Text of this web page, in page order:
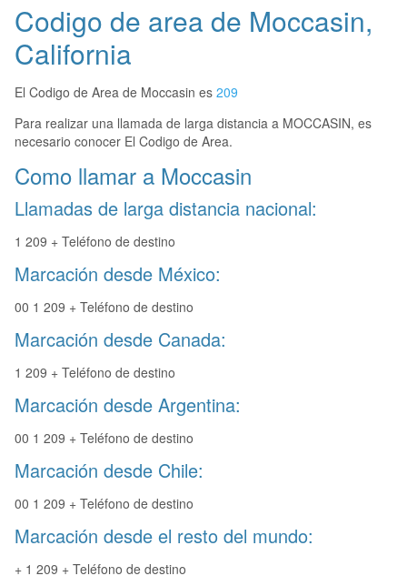
Codigo de area de Moccasin,
California
El Codigo de Area de Moccasin es 209
Para realizar una llamada de larga distancia a MOCCASIN, es
necesario conocer El Codigo de Area.
Como llamar a Moccasin
Llamadas de larga distancia nacional:
1 209 + Teléfono de destino
Marcación desde México:
00 1 209 + Teléfono de destino
Marcación desde Canada:
1 209 + Teléfono de destino
Marcación desde Argentina:
00 1 209 + Teléfono de destino
Marcación desde Chile:
00 1 209 + Teléfono de destino
Marcación desde el resto del mundo:
+ 1 209 + Teléfono de destino